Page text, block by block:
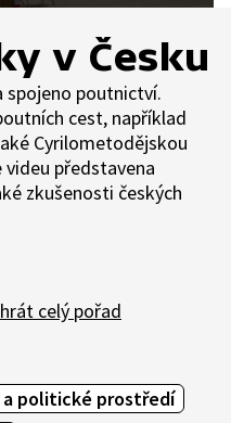
v Česku
spojeno poutnictví.
cest, například
Cyrilometodějskou
představena
zkušenosti českých
celý pořad
a politické prostředí